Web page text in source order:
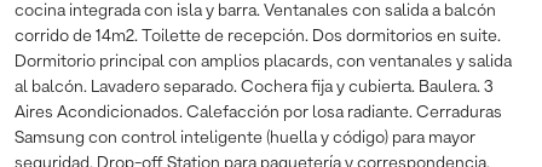
cocina integrada con isla y barra. Ventanales con salida a balcón
corrido de 14m2. Toilette de recepción. Dos dormitorios en suite.
Dormitorio principal con amplios placards, con ventanales y salida
al balcón. Lavadero separado. Cochera fija y cubierta. Baulera. 3
Aires Acondicionados. Calefacción por losa radiante. Cerraduras
Samsung con control inteligente (huella y código) para mayor
seguridad. Drop-off Station para paquetería y correspondencia.